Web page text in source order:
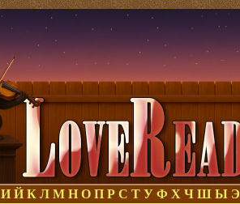
И Й К Л М Н О П Р С Т У Ф Х Ч Ш Ы Э